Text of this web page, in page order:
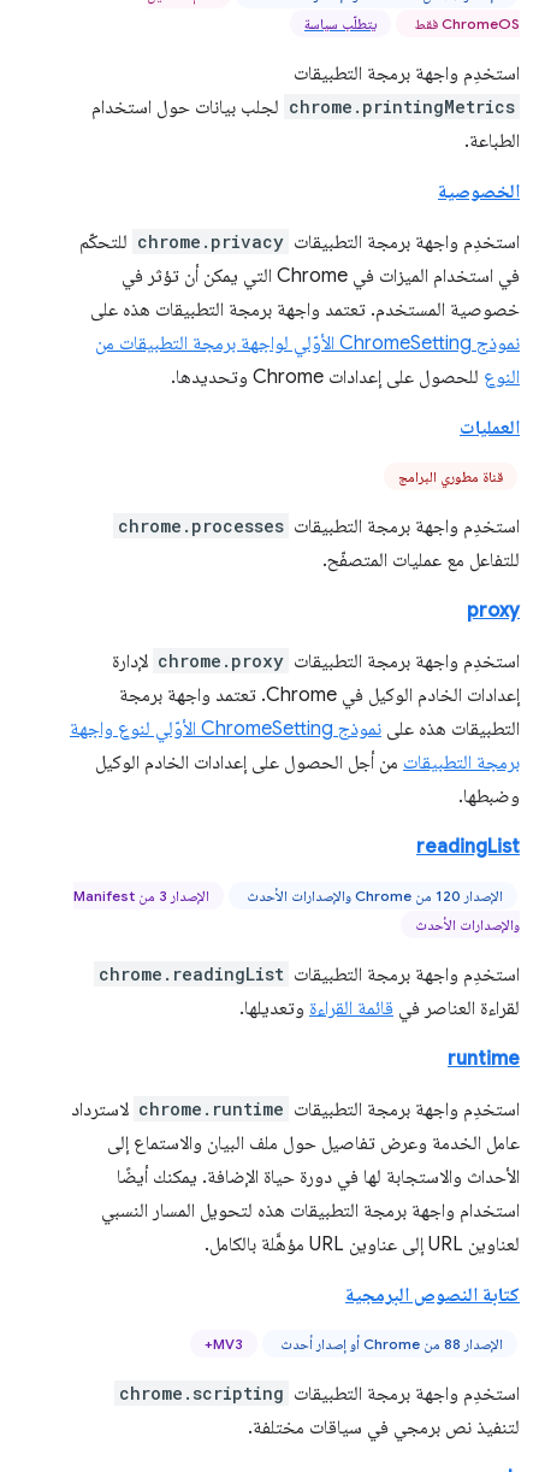
ChromeOS فقط
يتطلّب سياسة
استخدِم واجهة برمجة التطبيقات
chrome.printingMetrics لجلب بيانات حول استخدام
الطباعة.
الخصوصية
استخدِم واجهة برمجة التطبيقات chrome.privacy للتحكّم
في استخدام الميزات في Chrome التي يمكن أن تؤثر في
خصوصية المستخدم. تعتمد واجهة برمجة التطبيقات هذه على
نموذج ChromeSetting الأوّلي لواجهة برمجة التطبيقات من
النوع للحصول على إعدادات Chrome وتحديدها.
العمليات
قناة مطوري البرامج
استخدِم واجهة برمجة التطبيقات chrome.processes
للتفاعل مع عمليات المتصفّح.
proxy
استخدِم واجهة برمجة التطبيقات chrome.proxy لإدارة
إعدادات الخادم الوكيل في Chrome. تعتمد واجهة برمجة
التطبيقات هذه على
نموذج ChromeSetting الأوّلي لنوع واجهة
برمجة التطبيقات من أجل الحصول على إعدادات الخادم الوكيل
وضبطها.
readingList
الإصدار 120 من Chrome والإصدارات الأحدث
الإصدار 3 من Manifest
والإصدارات الأحدث
استخدِم واجهة برمجة التطبيقات chrome.readingList
لقراءة العناصر في قائمة القراءة وتعديلها.
runtime
استخدِم واجهة برمجة التطبيقات chrome.runtime لاسترداد
عامل الخدمة وعرض تفاصيل حول ملف البيان والاستماع إلى
الأحداث والاستجابة لها في دورة حياة الإضافة. يمكنك أيضًا
استخدام واجهة برمجة التطبيقات هذه لتحويل المسار النسبي
لعناوين URL إلى عناوين URL مؤهَّلة بالكامل.
كتابة النصوص البرمجية
الإصدار 88 من Chrome أو إصدار أحدث MV3+
استخدِم واجهة برمجة التطبيقات chrome.scripting
لتنفيذ نص برمجي في سياقات مختلفة.